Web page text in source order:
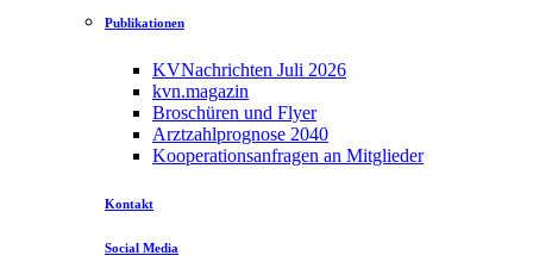
Publikationen
KVNachrichten Juli 2026
kvn.magazin
Broschüren und Flyer
Arztzahlprognose 2040
Kooperationsanfragen an Mitglieder
Kontakt
Social Media